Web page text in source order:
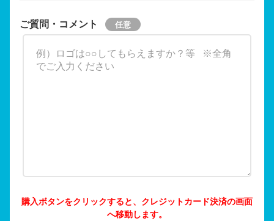
ご質問・コメント
購入ボタンをクリックすると、クレジットカード決済の画面
へ移動します。